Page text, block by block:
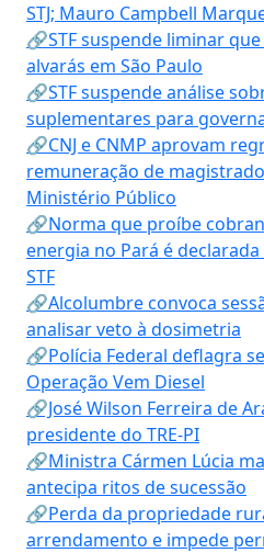
STJ; Mauro Campbell
🔗STF suspende liminar
alvarás em São Paulo
🔗STF suspende análise
suplementares para
🔗CNJ e CNMP aprovam
remuneração de
Ministério Público
🔗Norma que proíbe
energia no Pará é
STF
🔗Alcolumbre convoca
analisar veto à dosimetria
🔗Polícia Federal deflagra
Operação Vem Diesel
🔗José Wilson Ferreira de
presidente do TRE-PI
🔗Ministra Cármen Lúcia
antecipa ritos de sucessão
🔗Perda da propriedade
arrendamento e impede